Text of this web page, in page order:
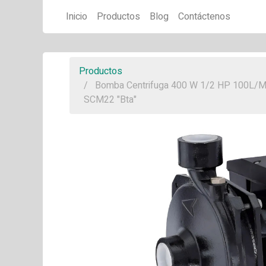
Inicio Productos Blog Contáctenos
Productos
Bomba Centrifuga 400 W 1/2 HP 100L/M
SCM22 "Bta"